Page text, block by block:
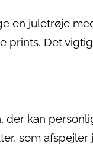
en juletrøje
Det
kan
som afspejler